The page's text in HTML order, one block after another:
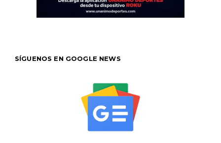
SÍGUENOS EN GOOGLE NEWS